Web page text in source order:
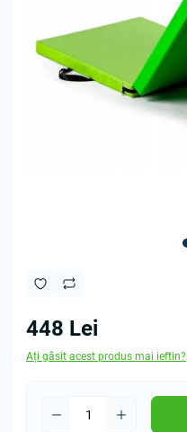
448 Lei
Ați găsit acest produs mai ieftin?